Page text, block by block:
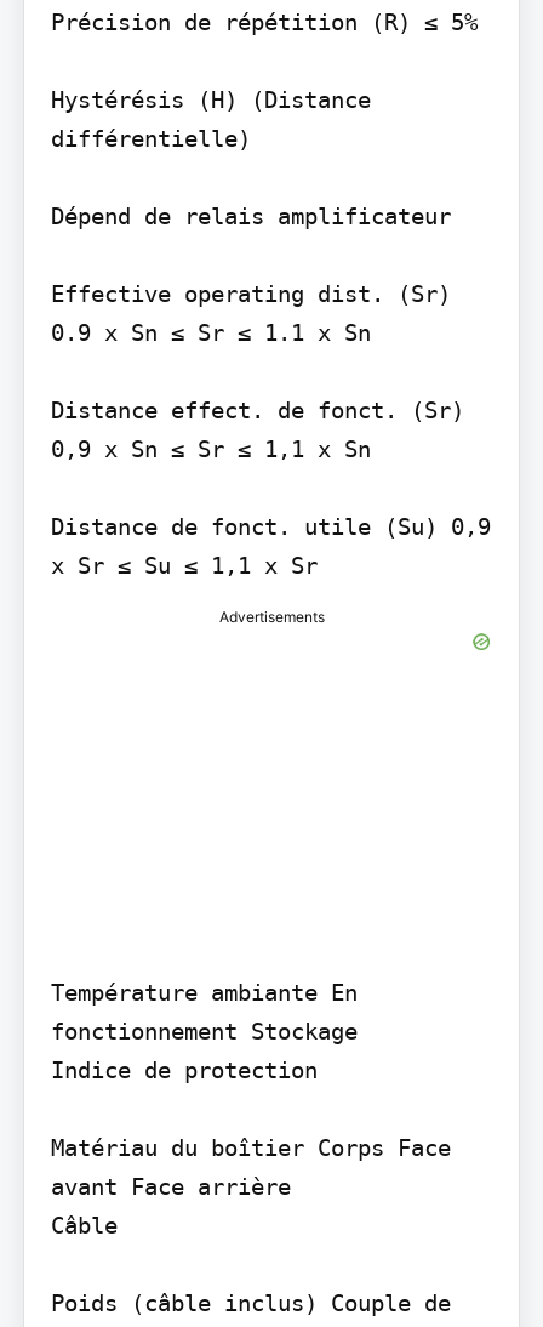
Précision de répétition (R) ≤ 5%
Hystérésis (H) (Distance
différentielle)
Dépend de relais amplificateur
Effective operating dist. (Sr)
0.9 x Sn ≤ Sr ≤ 1.1 x Sn
Distance effect. de fonct. (Sr)
0,9 x Sn ≤ Sr ≤ 1,1 x Sn
Distance de fonct. utile (Su) 0,9
x Sr ≤ Su ≤ 1,1 x Sr
Advertisements
Température ambiante En
fonctionnement Stockage
Indice de protection
Matériau du boîtier Corps Face
avant Face arrière
Câble
Poids (câble inclus) Couple de